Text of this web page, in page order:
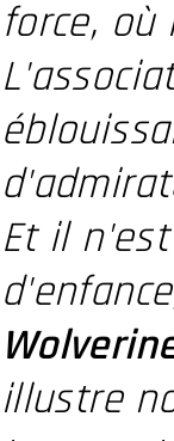
force,
Et il
illustre